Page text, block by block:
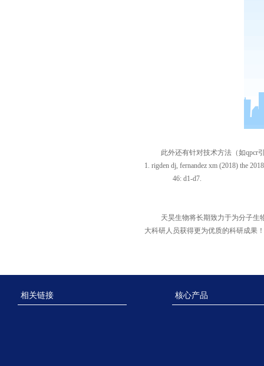
此外还有针对技术方法 （如qpcr
1. rigden dj, fernandez xm (2018) the
46: d1-d7.
天昊生物将长期致力于为分子生
大科研人员获得更为优质的科研成果 ！
相关链接 核心产品